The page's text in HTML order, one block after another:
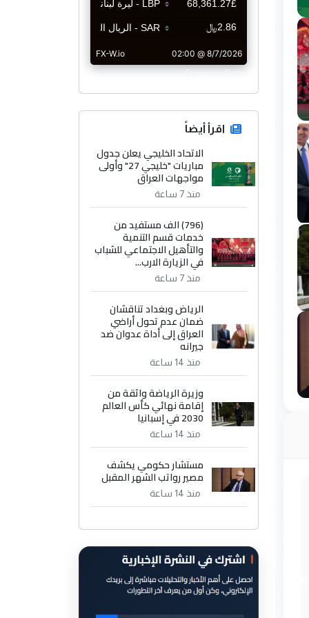
CurrencyRate
اقرأ أيضاً
الاتحاد الخليجي يعلن جدول
مباريات "خليجي 27" وأولى
مواجهات العراق
منذ 7 ساعة
(796) الف مستفيد من
خدمات قسم التنمية
والتأهيل الاجتماعي للشباب
في الزيارة الارب...
منذ 7 ساعة
الرياض وبغداد تناقشان
ضمان عدم تحول أراضي
العراق إلى أداة عدوان ضد
جيرانه
منذ 14 ساعة
وزيرة الرياضة واثقة من
إقامة نهائي كأس العالم
2030 في إسبانيا
منذ 14 ساعة
مستشار حكومي يكشف
مصير رواتب الشهر المقبل
منذ 14 ساعة